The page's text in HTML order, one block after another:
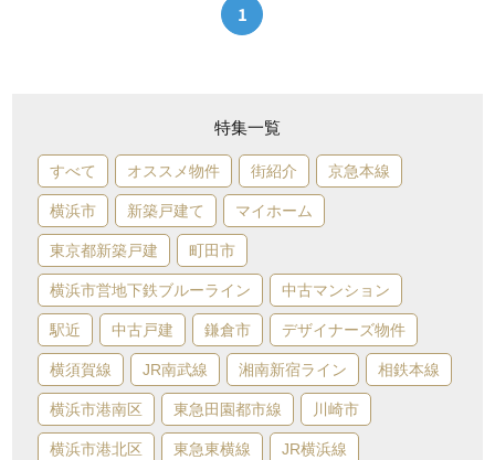
1
特集一覧
すべて オススメ物件 街紹介 京急本線
横浜市 新築戸建て マイホーム
東京都新築戸建 町田市
横浜市営地下鉄ブルーライン 中古マンション
駅近 中古戸建 鎌倉市 デザイナーズ物件
横須賀線 JR南武線 湘南新宿ライン 相鉄本線
横浜市港南区 東急田園都市線 川崎市
横浜市港北区 東急東横線 JR横浜線